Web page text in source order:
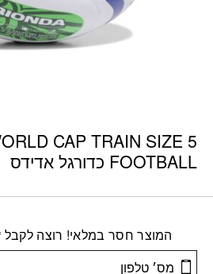
CAP TRAIN SIZE 5
FOOTBALL כדורגל אדידס
המוצר חסר במלאי! רוצה לקבל